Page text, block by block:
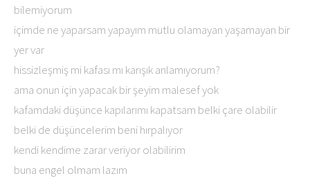
bilemiyorum
içimde ne yaparsam yapayım mutlu olamayan yaşamayan bir
yer var
hissizleşmiş mi kafası mı karışık anlamıyorum?
ama onun için yapacak bir şeyim malesef yok
kafamdaki düşünce kapılarımı kapatsam belki çare olabilir
belki de düşüncelerim beni hırpalıyor
kendi kendime zarar veriyor olabilirim
buna engel olmam lazım